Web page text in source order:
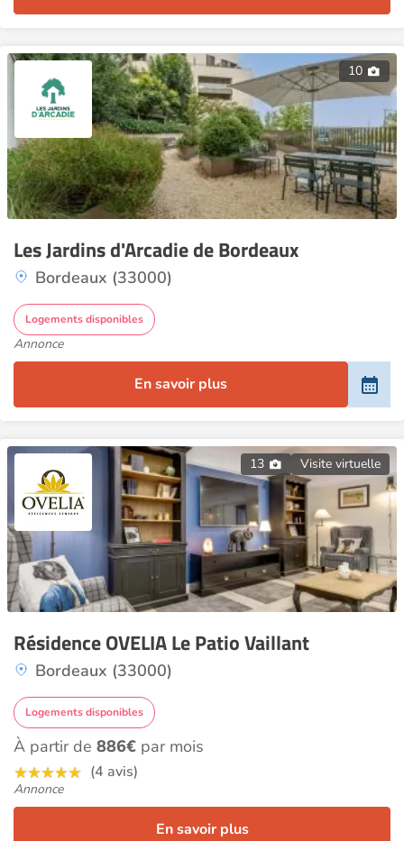
10
Les Jardins d'Arcadie de Bordeaux
Bordeaux (33000)
Logements disponibles
Annonce
En savoir plus
13 Visite virtuelle
Résidence OVELIA Le Patio Vaillant
Bordeaux (33000)
Logements disponibles
À partir de 886€ par mois
(4 avis)
Annonce
En savoir plus